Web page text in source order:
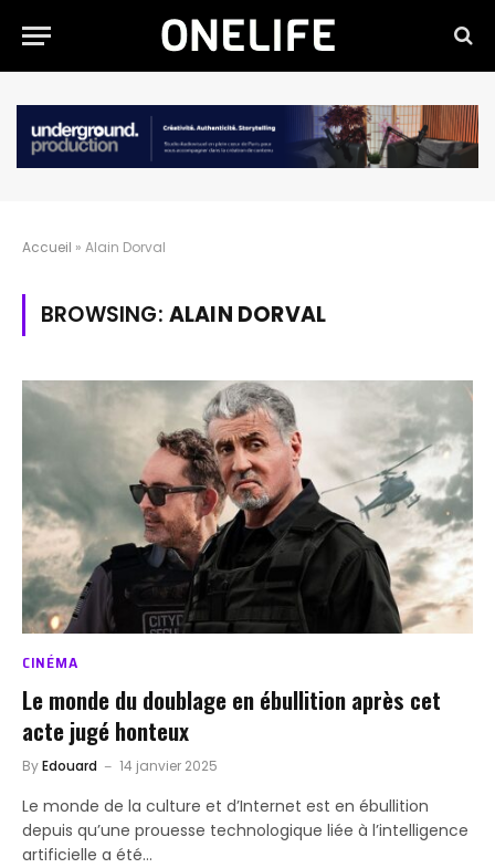
Accueil » Alain Dorval
BROWSING: ALAIN DORVAL
CINÉMA
Le monde du doublage en ébullition après cet
acte jugé honteux
ByEdouard 14 janvier 2025
Le monde de la culture et d’Internet est en ébullition
depuis qu’une prouesse technologique liée à l’intelligence
artificielle a été…